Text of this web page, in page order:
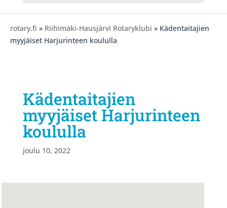
rotary.fi » Riihimäki-Hausjärvi Rotaryklubi » Kädentaitajien
myyjäiset Harjurinteen koululla
Kädentaitajien
myyjäiset Harjurinteen
koululla
joulu 10, 2022